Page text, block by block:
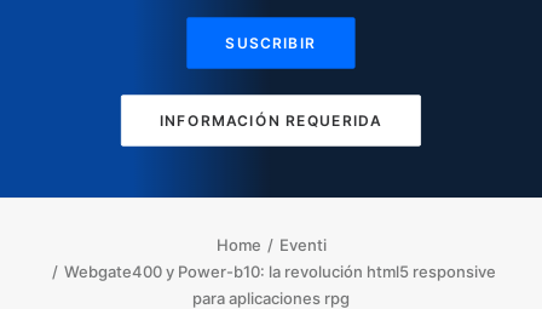
SUSCRIBIR
INFORMACIÓN REQUERIDA
Home
Eventi
Webgate400 y Power-b10: la revolución html5 responsive
para aplicaciones rpg